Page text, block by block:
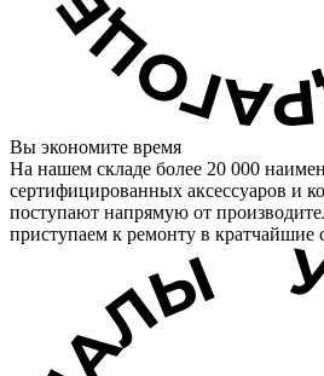
Вы экономите время
На нашем складе более 20 000
сертифицированных аксессуаров и
поступают напрямую от
приступаем к ремонту в кратчайшие